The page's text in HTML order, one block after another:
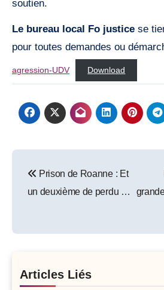
soutien.
Le bureau local Fo justice se
pour toutes demandes ou
agression-UDV Download
navigation
Prison de Roanne : Et
un deuxième de perdu …
Articles Liés